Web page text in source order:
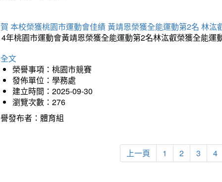
本校榮獲桃園市運動會佳績 黃靖恩榮獲全能運動第2名 林汯
年桃園市運動會黃靖恩榮獲全能運動第2名林汯叡榮獲全能運
文
榮譽事項：桃園市競賽
發佈單位：學務處
建立時間：2025-09-30
瀏覽次數：276
發布者：體育組
上一頁 1 2 3 4